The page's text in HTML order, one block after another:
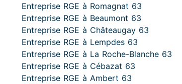
Entreprise RGE à Romagnat 63
Entreprise RGE à Beaumont 63
Entreprise RGE à Châteaugay 63
Entreprise RGE à Lempdes 63
Entreprise RGE à La Roche-Blanche 63
Entreprise RGE à Cébazat 63
Entreprise RGE à Ambert 63